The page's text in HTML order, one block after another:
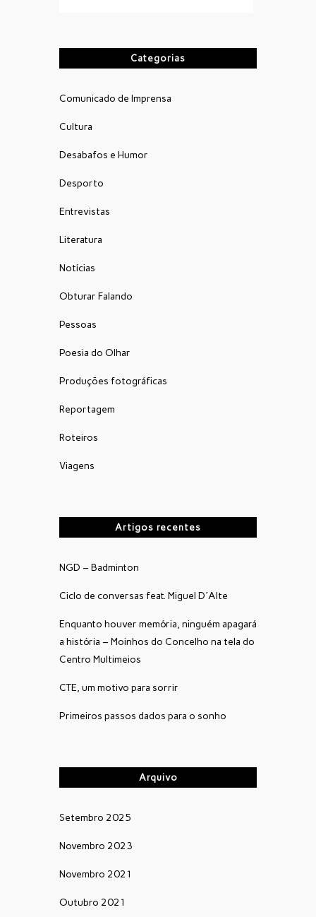
Categorias
Comunicado de Imprensa
Cultura
Desabafos e Humor
Desporto
Entrevistas
Literatura
Notícias
Obturar Falando
Pessoas
Poesia do Olhar
Produções fotográficas
Reportagem
Roteiros
Viagens
Artigos recentes
NGD – Badminton
Ciclo de conversas feat. Miguel D´Alte
Enquanto houver memória, ninguém apagará
a história – Moinhos do Concelho na tela do
Centro Multimeios
CTE, um motivo para sorrir
Primeiros passos dados para o sonho
Arquivo
Setembro 2025
Novembro 2023
Novembro 2021
Outubro 2021